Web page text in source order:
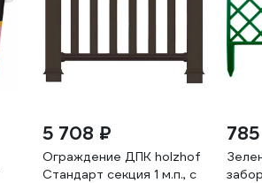
5 708 ₽
Ограждение ДПК holzhof
Стандарт секция 1 м.п., с